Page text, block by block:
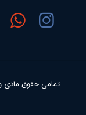
تمامی حقوق مادی